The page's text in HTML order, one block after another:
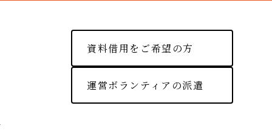
資料借用をご希望の方
運営ボランティアの派遣